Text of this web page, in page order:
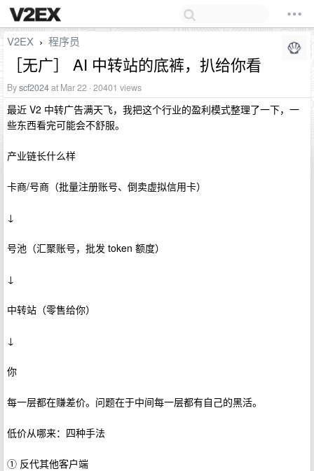
V2EX › 程序员
［无广］ AI 中转站的底裤，扒给你看
Byscf2024at Mar 22 · 20401 views
最近 V2 中转广告满天飞，我把这个行业的盈利模式整理了一下，一
些东西看完可能会不舒服。
产业链长什么样
卡商/号商（批量注册账号、倒卖虚拟信用卡）
↓
号池（汇聚账号，批发 token 额度）
↓
中转站（零售给你）
↓
你
每一层都在赚差价。问题在于中间每一层都有自己的黑活。
低价从哪来：四种手法
① 反代其他客户端